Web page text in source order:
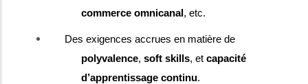
commerce omnicanal, etc.
Des exigences accrues en matière de
polyvalence, soft skills, et capacité
d’apprentissage continu.